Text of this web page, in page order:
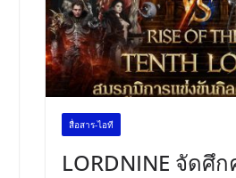
สื่อสาร-ไอที
LORDNINE จัดศึ